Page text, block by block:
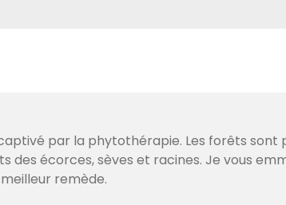
par la phytothérapie. Les forêts sont
écorces, sèves et racines. Je vous
remède.